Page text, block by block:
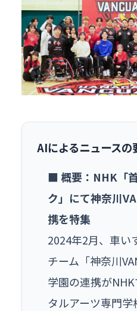
AIによるニュースの
■ 概要：NHK「
ク」にて神奈川
携を特集
2024年2月、車い
チーム「神奈川
学園の連携が
タルアーツ専門